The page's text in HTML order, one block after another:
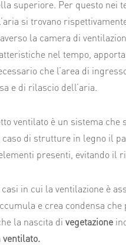
superiore. Per questo nei
si trovano
la camera di
nel tempo,
che l’area di
e di rilascio dell’aria.
ventilato è un sistema
caso di strutture in legno il
presenti, evitando il
in cui la ventilazione è
e crea condensa
la nascita di vegetazione
ventilato.